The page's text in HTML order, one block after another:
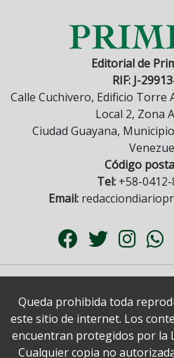
Editorial de
RIF: J-
Calle Cuchivero, Edificio Torre
Local 2, Zona
Ciudad Guayana,
Código
Tel:+58-0412-
Email:
Queda prohibida toda
este sitio de internet. Los
encuentran protegidos por la
Cualquier copia no